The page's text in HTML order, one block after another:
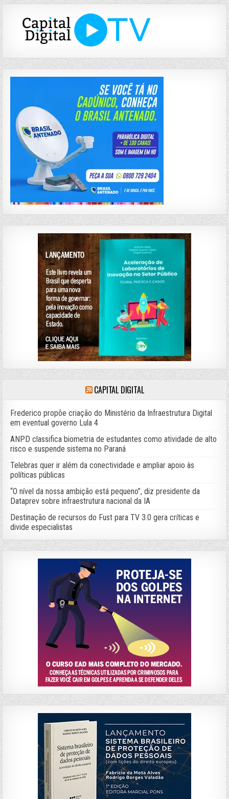
CAPITAL DIGITAL
Frederico propõe criação do Ministério da Infraestrutura Digital
em eventual governo Lula 4
ANPD classifica biometria de estudantes como atividade de alto
risco e suspende sistema no Paraná
Telebras quer ir além da conectividade e ampliar apoio às
políticas públicas
“O nível da nossa ambição está pequeno”, diz presidente da
Dataprev sobre infraestrutura nacional da IA
Destinação de recursos do Fust para TV 3.0 gera críticas e
divide especialistas